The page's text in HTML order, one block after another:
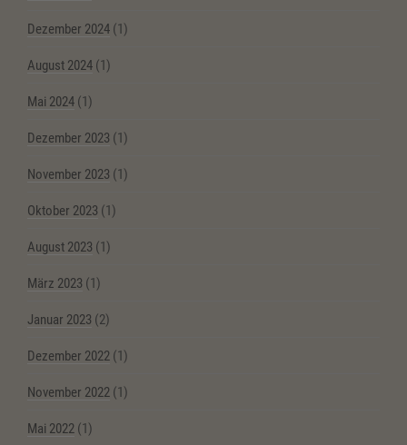
Dezember 2024 (1)
August 2024 (1)
Mai 2024 (1)
Dezember 2023 (1)
November 2023 (1)
Oktober 2023 (1)
August 2023 (1)
März 2023 (1)
Januar 2023 (2)
Dezember 2022 (1)
November 2022 (1)
Mai 2022 (1)